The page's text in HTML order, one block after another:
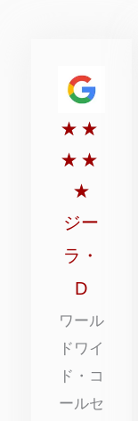
★ ★
★ ★
★
5
点
満
点
中
点
ジー
ラ・
D
ワール
ドワイ
ド・コ
ールセ